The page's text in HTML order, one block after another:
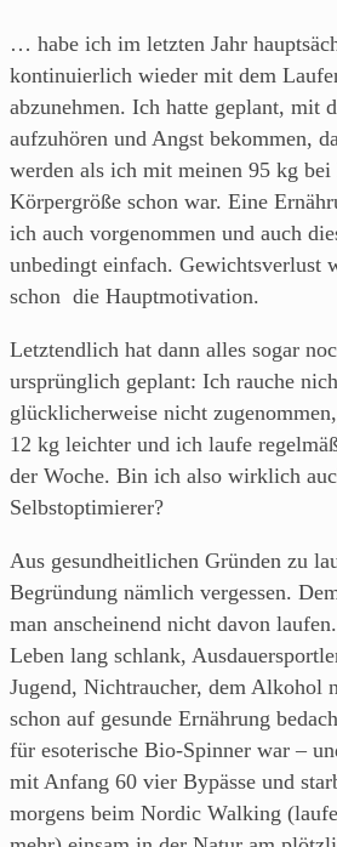
… habe ich im letzten Jahr
kontinuierlich wieder mit dem
abzunehmen. Ich hatte geplant, mit
aufzuhören und Angst bekommen,
werden als ich mit meinen 95 kg
Körpergröße schon war. Eine
ich auch vorgenommen und auch
unbedingt einfach. Gewichtsverlust
schon die Hauptmotivation.
Letztendlich hat dann alles sogar
ursprünglich geplant: Ich rauche
glücklicherweise nicht
12 kg leichter und ich laufe
der Woche. Bin ich also wirklich
Selbstoptimierer?
Aus gesundheitlichen Gründen zu
Begründung nämlich vergessen.
man anscheinend nicht davon
Leben lang schlank,
Jugend, Nichtraucher, dem Alkohol
schon auf gesunde Ernährung
für esoterische Bio-Spinner war –
mit Anfang 60 vier Bypässe und
morgens beim Nordic Walking